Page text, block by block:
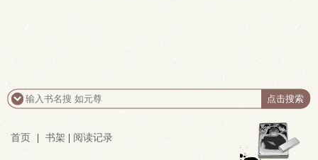
首页 书架 阅读记录